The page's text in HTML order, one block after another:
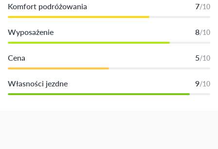
Komfort podróżowania 7/10
Wyposażenie 8/10
Cena 5/10
Własności jezdne 9/10